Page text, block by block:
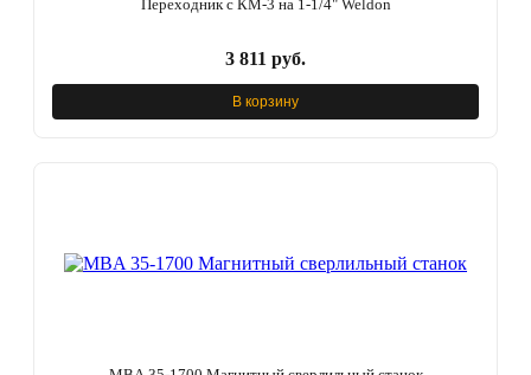
Переходник с КМ-3 на 1-1/4" Weldon
3 811 руб.
В корзину